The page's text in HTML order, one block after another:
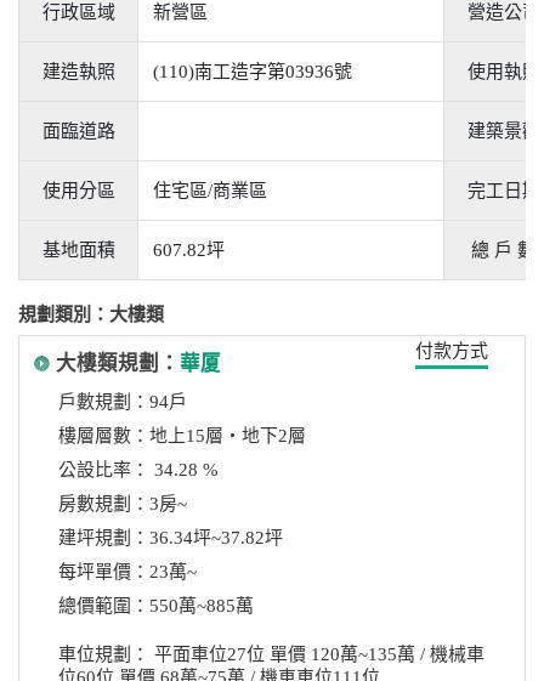
行政區域 新營區 營造公司
建造執照 (110)南工造字第03936號 使用執照
面臨道路 建築景觀
使用分區 住宅區/商業區 完工日期
基地面積 607.82坪 總 戶 數
規劃類別：大樓類
付款方式
大樓類規劃： 華厦
戶數規劃：94戶
樓層層數：地上15層‧地下2層
公設比率： 34.28 %
房數規劃：3房~
建坪規劃：36.34坪~37.82坪
每坪單價：23萬~
總價範圍：550萬~885萬
車位規劃： 平面車位27位 單價 120萬~135萬 / 機械車